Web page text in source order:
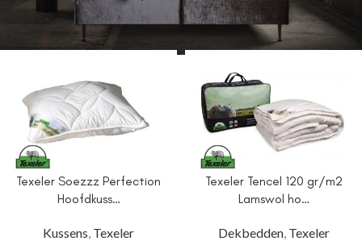
Texeler Soezzz Perfection
Hoofdkuss…
Kussens Texeler
Texeler Tencel 120 gr/m2
Lamswol ho…
Dekbedden, Texeler